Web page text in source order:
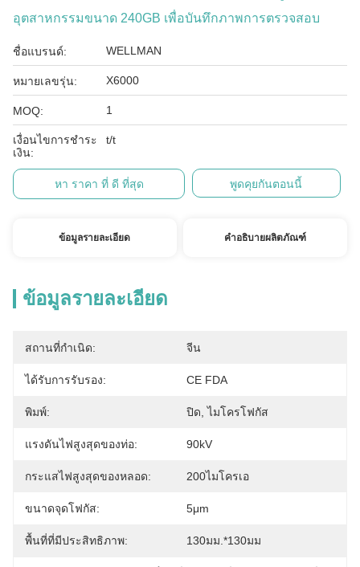
อุตสาหกรรมขนาด 240GB เพื่อบันทึกภาพการตรวจสอบ
ชื่อแบรนด์: WELLMAN
หมายเลขรุ่น: X6000
MOQ: 1
เงื่อนไขการชำระ
เงิน:
t/t
หา ราคา ที่ ดี ที่สุด พูดคุยกันตอนนี้
ข้อมูลรายละเอียด คำอธิบายผลิตภัณฑ์
ข้อมูลรายละเอียด
สถานที่กำเนิด: จีน
ได้รับการรับรอง: CE FDA
พิมพ์: ปิด, ไมโครโฟกัส
แรงดันไฟสูงสุดของท่อ: 90kV
กระแสไฟสูงสุดของหลอด: 200ไมโครเอ
ขนาดจุดโฟกัส: 5μm
พื้นที่ที่มีประสิทธิภาพ: 130มม.*130มม